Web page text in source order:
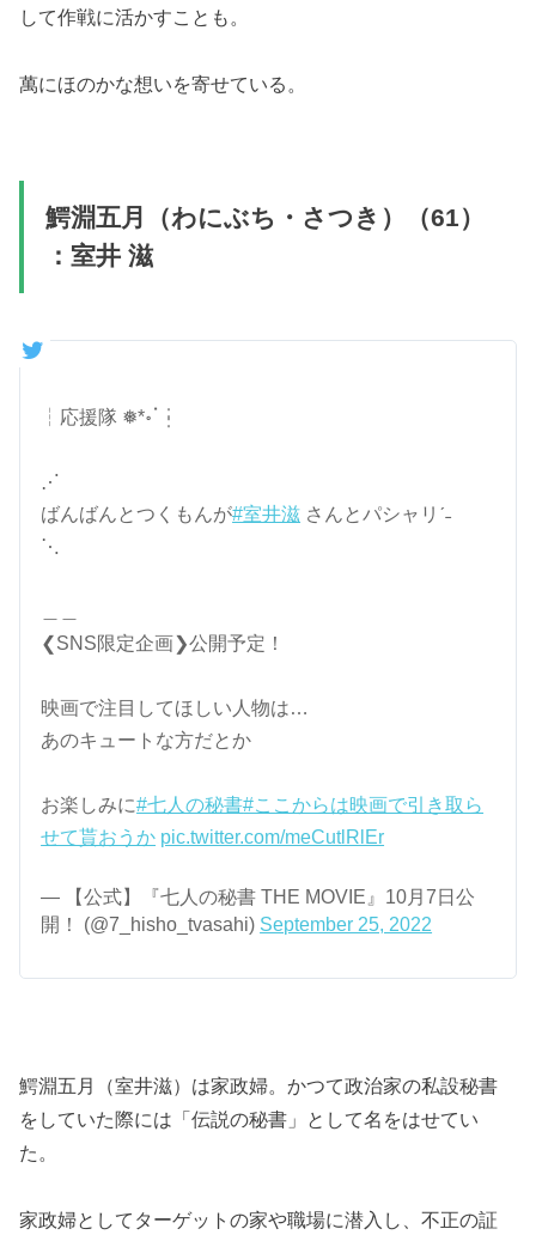
して作戦に活かすことも。
萬にほのかな想いを寄せている。
鰐淵五月（わにぶち・さつき）（61）
：室井 滋
┆応援隊 ❅*॰ॱ┆
⋰
ばんばんとつくもんが#室井滋 さんとパシャリˊ˗
⋱
❮SNS限定企画❯公開予定！
映画で注目してほしい人物は…
あのキュートな方だとか
お楽しみに#七人の秘書#ここからは映画で引き取ら
せて貰おうか pic.twitter.com/meCutlRlEr
— 【公式】『七人の秘書 THE MOVIE』10月7日公
開！ (@7_hisho_tvasahi) September 25, 2022
鰐淵五月（室井滋）は家政婦。かつて政治家の私設秘書
をしていた際には「伝説の秘書」として名をはせてい
た。
家政婦としてターゲットの家や職場に潜入し、不正の証